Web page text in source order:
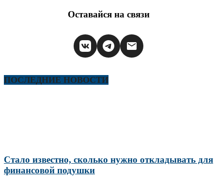
Оставайся на связи
ПОСЛЕДНИЕ НОВОСТИ
Стало известно, сколько нужно откладывать для
финансовой подушки